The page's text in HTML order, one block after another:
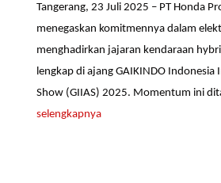
Tangerang, 23 Juli 2025 – PT Honda
menegaskan komitmennya dalam
menghadirkan jajaran kendaraan
lengkap di ajang GAIKINDO
Show (GIIAS) 2025. Momentum ini
selengkapnya